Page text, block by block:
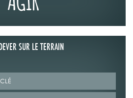
SUR LE TERRAIN